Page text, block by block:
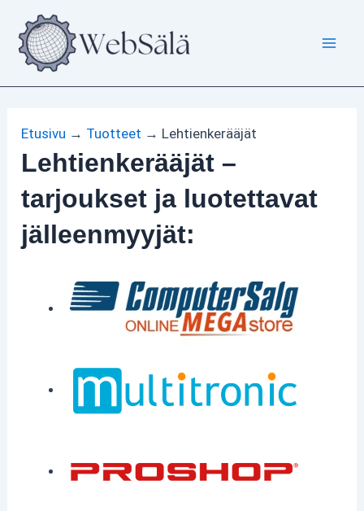
sisältöön
Etusivu → Tuotteet → Lehtienkerääjät
Lehtienkerääjät –
tarjoukset ja luotettavat
jälleenmyyjät: